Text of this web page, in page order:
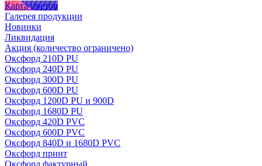
Карта цветов
Галерея продукции
Новинки
Ликвидация
Акция (количество ограничено)
Оксфорд 210D PU
Оксфорд 240D PU
Оксфорд 300D PU
Оксфорд 600D PU
Оксфорд 1200D PU и 900D
Оксфорд 1680D PU
Оксфорд 420D PVC
Оксфорд 600D PVC
Оксфорд 840D и 1680D PVC
Оксфорд принт
Оксфорд фактурный